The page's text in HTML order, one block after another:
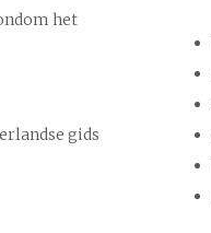
het
gids